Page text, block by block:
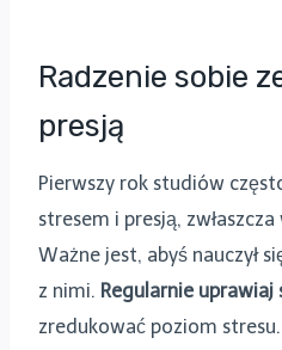
Radzenie sobie
presją
Pierwszy rok studiów
stresem i presją,
Ważne jest, abyś nauczył
z nimi. Regularnie
zredukować poziom stresu.